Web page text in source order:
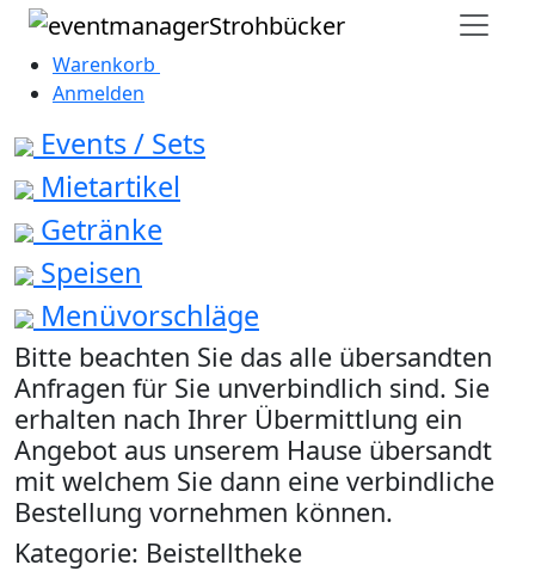
Warenkorb
Anmelden
Events / Sets
Mietartikel
Getränke
Speisen
Menüvorschläge
Bitte beachten Sie das alle übersandten
Anfragen für Sie unverbindlich sind. Sie
erhalten nach Ihrer Übermittlung ein
Angebot aus unserem Hause übersandt
mit welchem Sie dann eine verbindliche
Bestellung vornehmen können.
Kategorie: Beistelltheke